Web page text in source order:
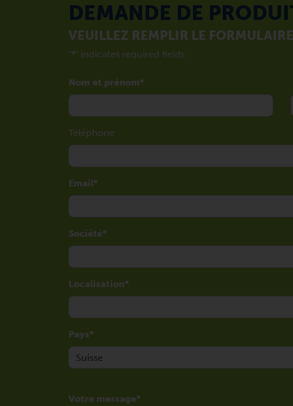
DEMANDE DE
VEUILLEZ REMPLIR LE
"*" indicates required fields
Nom et prénom
Téléphone
Email
Société
Localisation
Pays
Votre message